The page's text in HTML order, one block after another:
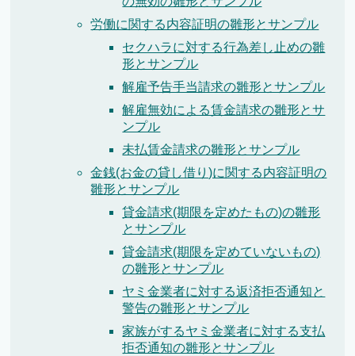
労働に関する内容証明の雛形とサンプル
セクハラに対する行為差し止めの雛
形とサンプル
解雇予告手当請求の雛形とサンプル
解雇無効による賃金請求の雛形とサ
ンプル
未払賃金請求の雛形とサンプル
金銭(お金の貸し借り)に関する内容証明の
雛形とサンプル
貸金請求(期限を定めたもの)の雛形
とサンプル
貸金請求(期限を定めていないもの)
の雛形とサンプル
ヤミ金業者に対する返済拒否通知と
警告の雛形とサンプル
家族がするヤミ金業者に対する支払
拒否通知の雛形とサンプル